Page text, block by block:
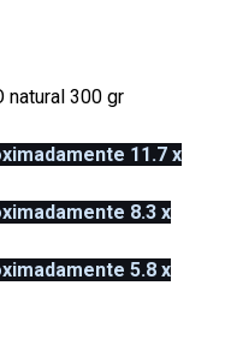
natural 300 gr
11.7 x
8.3 x
5.8 x